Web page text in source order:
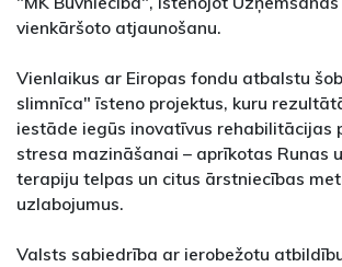
vienkāršoto atjaunošanu.
Vienlaikus ar Eiropas fondu atbalstu
slimnīca" īsteno projektus, kuru
iestāde iegūs inovatīvus rehabilitācijas
stresa mazināšanai – aprīkotas Runas
terapiju telpas un citus ārstniecības
uzlabojumus.
Valsts sabiedrība ar ierobežotu